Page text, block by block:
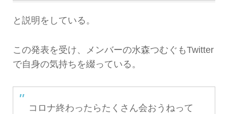
と説明をしている。
この発表を受け、メンバーの水森つむぐもTwitter
で自身の気持ちを綴っている。
コロナ終わったらたくさん会おうねって